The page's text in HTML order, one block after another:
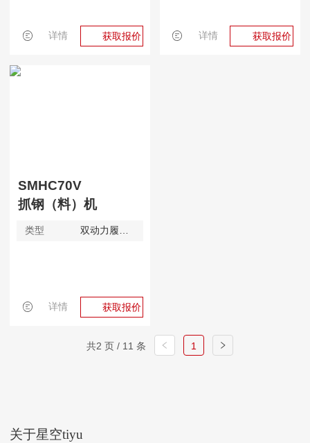
详情 获取报价 详情 获取报价
SMHC70V
抓钢（料）机
类型 双动力履带式
详情 获取报价
共2 页 / 11 条 1
关于星空tiyu